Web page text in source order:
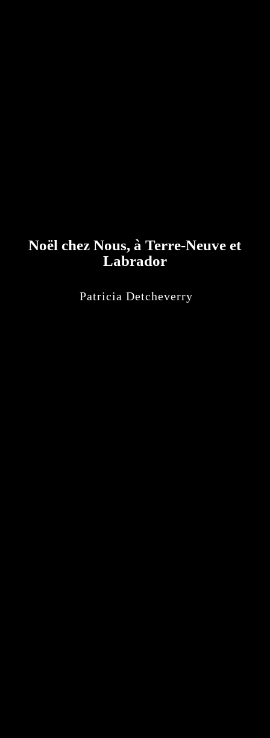
Noël chez Nous, à Terre-Neuve et
Labrador
Patricia Detcheverry